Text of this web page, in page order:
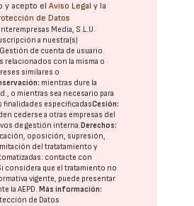
y acepto elAviso Legal y la
de Datos
Interempresas Media, S.L.U.
a nuestra(s)
de cuenta de usuario.
relacionados con la misma o
similares o
mientras dure la
o mientras sea necesario para
finalidades especificadasCesión:
cederse a otras empresas del
de gestión interna. Derechos:
oposición, supresión,
del tratatamiento y
contacte con
considera que el tratamiento no
vigente, puede presentar
laAEPD. Más información:
de Datos